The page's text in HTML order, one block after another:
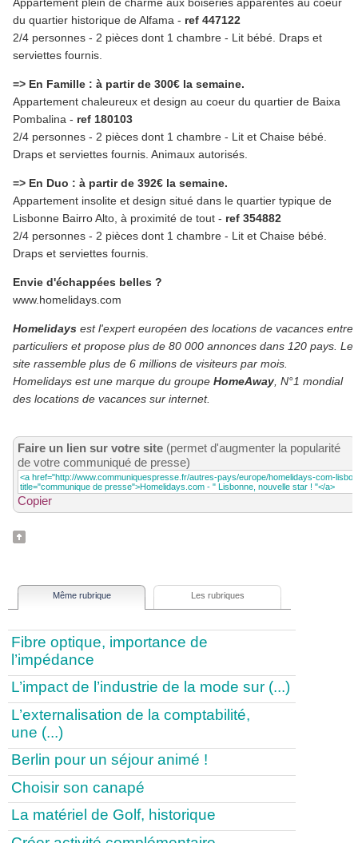
du quartier historique de Alfama - ref 447122
2/4 personnes - 2 pièces dont 1 chambre - Lit bébé. Draps et
serviettes fournis.
=> En Famille : à partir de 300€ la semaine.
Appartement chaleureux et design au coeur du quartier de Baixa
Pombalina - ref 180103
2/4 personnes - 2 pièces dont 1 chambre - Lit et Chaise bébé.
Draps et serviettes fournis. Animaux autorisés.
=> En Duo : à partir de 392€ la semaine.
Appartement insolite et design situé dans le quartier typique de
Lisbonne Bairro Alto, à proximité de tout - ref 354882
2/4 personnes - 2 pièces dont 1 chambre - Lit et Chaise bébé.
Draps et serviettes fournis.
Envie d'échappées belles ?
www.homelidays.com
Homelidays est l'expert européen des locations de vacances entre
particuliers et propose plus de 80 000 annonces dans 120 pays. Le
site rassemble plus de 6 millions de visiteurs par mois.
Homelidays est une marque du groupeHomeAway , N°1 mondial
des locations de vacances sur internet.
Faire un lien sur votre site (permet d'augmenter la popularité
de votre communiqué de presse)
Copier
Même rubrique Les rubriques
Fibre optique, importance de
l’impédance
L’impact de l’industrie de la mode sur (...)
L’externalisation de la comptabilité,
une (...)
Berlin pour un séjour animé !
Choisir son canapé
La matériel de Golf, historique